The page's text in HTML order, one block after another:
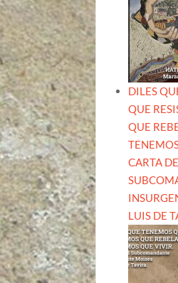
DILES
QUE
QUE
CARTA
LUIS DE